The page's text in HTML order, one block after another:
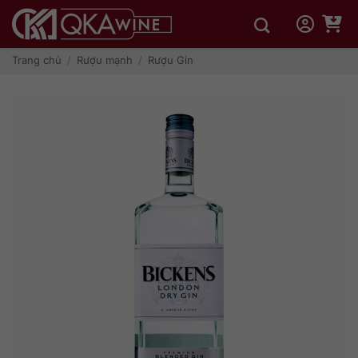
qua
dungTrang chủ / Rượu mạnh / Rượu Gin